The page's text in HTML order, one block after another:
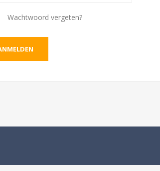
Wachtwoord vergeten?